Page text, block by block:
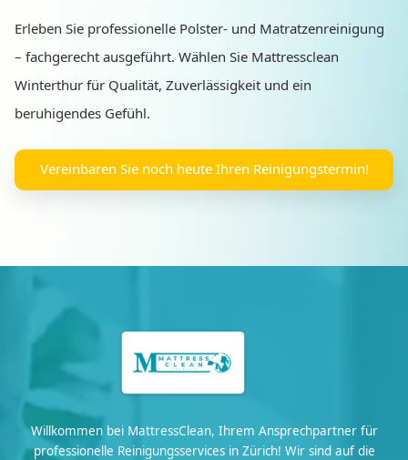
Erleben Sie professionelle Polster- und Matratzenreinigung
– fachgerecht ausgeführt. Wählen Sie Mattressclean
Winterthur für Qualität, Zuverlässigkeit und ein
beruhigendes Gefühl.
Vereinbaren Sie noch heute Ihren Reinigungstermin!
Willkommen bei MattressClean, Ihrem Ansprechpartner für
professionelle Reinigungsservices in Zürich! Wir sind auf die